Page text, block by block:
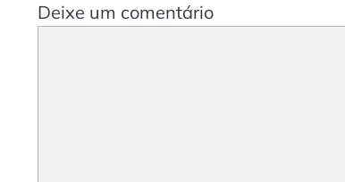
Deixe um comentário